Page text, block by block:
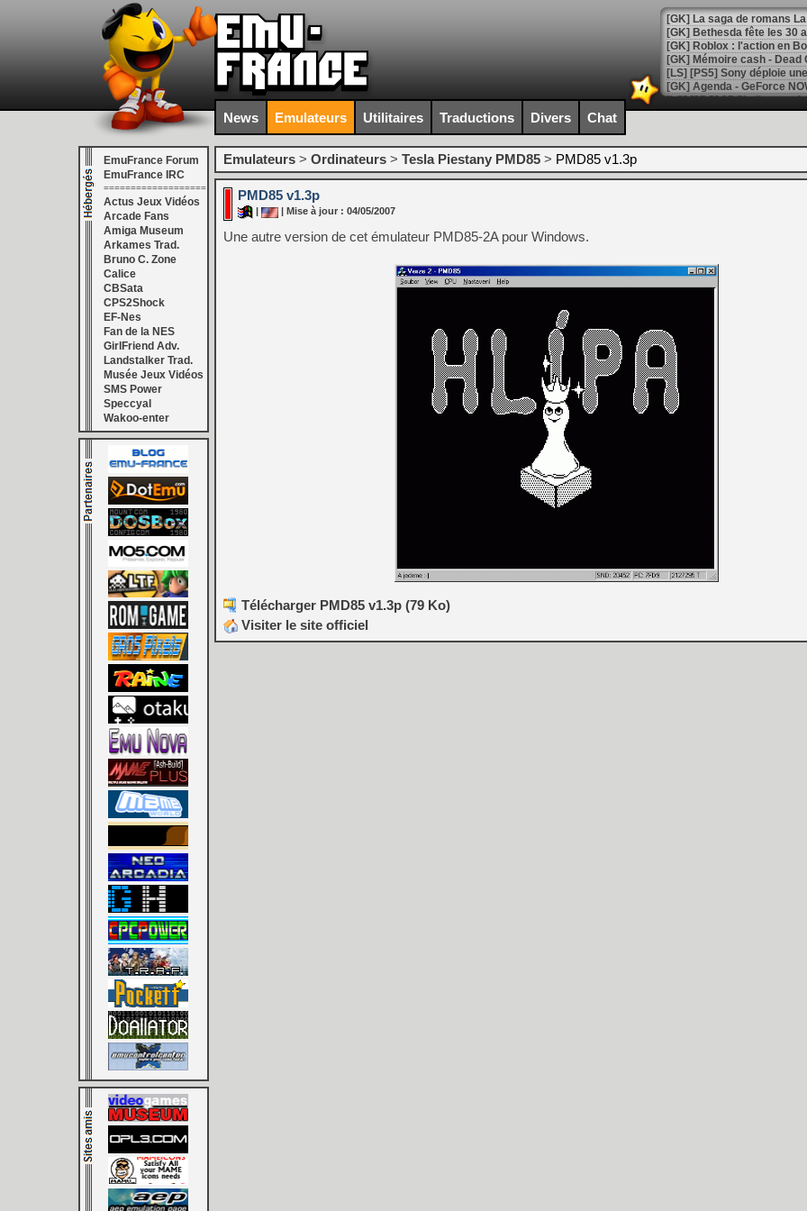
[GK] Bethesda fête les 30
[GK] Roblox : l'action en
[GK] Agenda - GeForce
[GK] Devolver Digital en a
[LS] [PS5] ps5-y2jb-
[GK] Pourquoi Marvel
[GK] Test : Restory : Chill
[GK] GTA 6 : Rockstar
[GK] Hot Wheels Infinite
[GK] Mémoire cash -
[GK] Résultats Nintendo :
[GK] Déjà des
[GK] Minecraft et ses «
[GK] Beast of
[GK] Ubisoft : fin de partie
[GK] Mémoire cash -
[GK] Dan Houser (GTA)
[GK] Comment EA Sports
[GK] Crimson Moon : un
[GK] Isle of Reveries : le
[GK] Moonlighter 2 : The
[GK] Capcom relance
[GK] Le beat'em up The
[GK] Endless Legend 2 :
[LS] [PS5] Le WebKit
[GK] Oubliez Crazy Taxi,
[LS] [Switch] NSZ 5.0.0
News Emulateurs Utilitaires Traductions Divers Chat
EmuFrance Forum
EmuFrance IRC
===================
Actus Jeux Vidéos
Arcade Fans
Amiga Museum
Arkames Trad.
Bruno C. Zone
Calice
CBSata
CPS2Shock
EF-Nes
Fan de la NES
GirlFriend Adv.
Landstalker Trad.
Musée Jeux Vidéos
SMS Power
Speccyal
Wakoo-enter
Emulateurs > Ordinateurs > Tesla Piestany PMD85 > PMD85 v1.3p
PMD85 v1.3p
| Mise à jour : 04/05/2007
Une autre version de cet émulateur PMD85-2A pour Windows.
Télécharger PMD85 v1.3p (79 Ko)
Visiter le site officiel